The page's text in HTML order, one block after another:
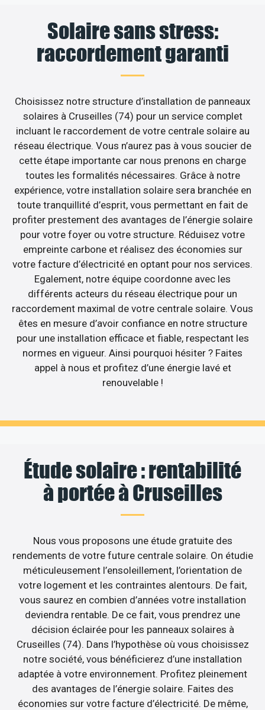
Solaire sans stress:
raccordement garanti
Choisissez notre structure d’installation de panneaux
solaires à Cruseilles (74) pour un service complet
incluant le raccordement de votre centrale solaire au
réseau électrique. Vous n’aurez pas à vous soucier de
cette étape importante car nous prenons en charge
toutes les formalités nécessaires. Grâce à notre
expérience, votre installation solaire sera branchée en
toute tranquillité d’esprit, vous permettant en fait de
profiter prestement des avantages de l’énergie solaire
pour votre foyer ou votre structure. Réduisez votre
empreinte carbone et réalisez des économies sur
votre facture d’électricité en optant pour nos services.
Egalement, notre équipe coordonne avec les
différents acteurs du réseau électrique pour un
raccordement maximal de votre centrale solaire. Vous
êtes en mesure d’avoir confiance en notre structure
pour une installation efficace et fiable, respectant les
normes en vigueur. Ainsi pourquoi hésiter ? Faites
appel à nous et profitez d’une énergie lavé et
renouvelable !
Étude solaire : rentabilité
à portée à Cruseilles
Nous vous proposons une étude gratuite des
rendements de votre future centrale solaire. On étudie
méticuleusement l’ensoleillement, l’orientation de
votre logement et les contraintes alentours. De fait,
vous saurez en combien d’années votre installation
deviendra rentable. De ce fait, vous prendrez une
décision éclairée pour les panneaux solaires à
Cruseilles (74). Dans l’hypothèse où vous choisissez
notre société, vous bénéficierez d’une installation
adaptée à votre environnement. Profitez pleinement
des avantages de l’énergie solaire. Faites des
économies sur votre facture d’électricité. De même,